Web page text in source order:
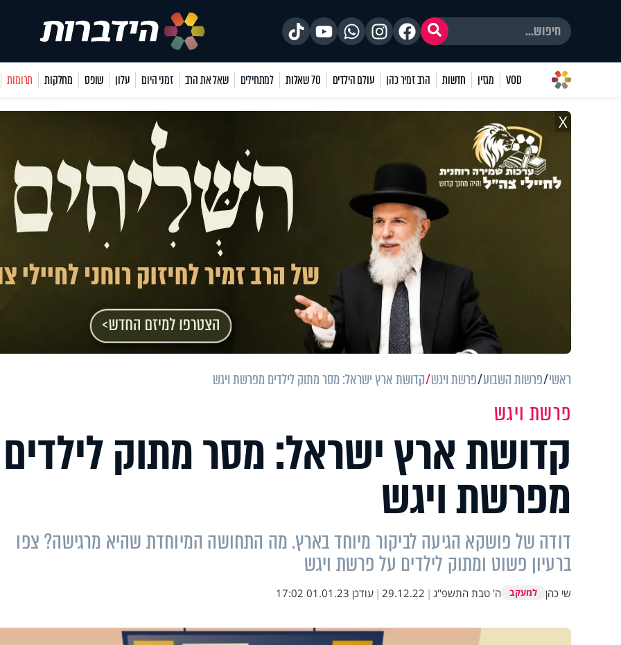
VOD מגזין חדשות הרב זמיר כהן עולם הילדים 70 שאלות למתחילים שאל את הרב זמני היום עלון שופס מחלקות תרומות
X
ראשי פרשות השבוע פרשת ויגש קדושת ארץ ישראל: מסר מתוק לילדים מפרשת ויגש
פרשת ויגש
קדושת ארץ ישראל: מסר מתוק לילדים
מפרשת ויגש
דודה של פושקא הגיעה לביקור מיוחד בארץ. מה התחושה המיוחדת שהיא מרגישה? צפו
ברעיון פשוט ומתוק לילדים על פרשת ויגש
שי כהן למעקב ה' טבת התשפ"ג |
29.12.22
| עודכן 01.01.23 17:02